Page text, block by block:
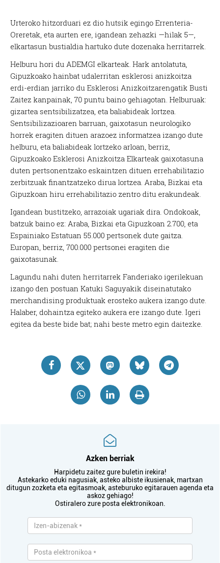
Urteroko hitzorduari ez dio hutsik egingo Errenteria-
Oreretak, eta aurten ere, igandean zehazki —hilak 5—,
elkartasun bustialdia hartuko dute dozenaka herritarrek.
Helburu hori du ADEMGI elkarteak. Hark antolatuta,
Gipuzkoako hainbat udalerritan esklerosi anizkoitza
erdi-erdian jarriko du Esklerosi Anizkoitzarengatik Busti
Zaitez kanpainak, 70 puntu baino gehiagotan. Helburuak:
gizartea sentsibilizatzea, eta baliabideak lortzea.
Sentsibilizazioaren barruan, gaixotasun neurologiko
horrek eragiten dituen arazoez informatzea izango dute
helburu, eta baliabideak lortzeko arloan, berriz,
Gipuzkoako Esklerosi Anizkoitza Elkarteak gaixotasuna
duten pertsonentzako eskaintzen dituen errehabilitazio
zerbitzuak finantzatzeko dirua lortzea. Araba, Bizkai eta
Gipuzkoan hiru errehabilitazio zentro ditu erakundeak.
Igandean bustitzeko, arrazoiak ugariak dira. Ondokoak,
batzuk baino ez: Araba, Bizkai eta Gipuzkoan 2.700, eta
Espainiako Estatuan 55.000 pertsonek dute gaitza.
Europan, berriz, 700.000 pertsonei eragiten die
gaixotasunak.
Lagundu nahi duten herritarrek Fanderiako igerilekuan
izango den postuan Katuki Saguyakik diseinatutako
merchandising produktuak erosteko aukera izango dute.
Halaber, dohaintza egiteko aukera ere izango dute. Igeri
egitea da beste bide bat; nahi beste metro egin daitezke.
Azken berriak
Harpidetu zaitez gure buletin irekira!
Astekarko eduki nagusiak, asteko albiste ikusienak, martxan
ditugun zozketa eta egitasmoak, asteburuko egitarauen agenda eta
askoz gehiago!
Ostiralero zure posta elektronikoan.